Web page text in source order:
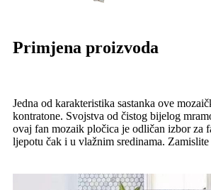
Primjena proizvoda
Jedna od karakteristika sastanka ove
kontratone. Svojstva od čistog bijelog
ovaj fan mozaik pločica je odličan izbor za
ljepotu čak i u vlažnim sredinama.